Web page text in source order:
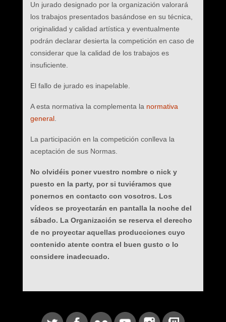
Un jurado designado por la organización valorará
los trabajos presentados basándose en su técnica,
originalidad y calidad artística y eventualmente
podrán declarar desierta la competición en caso de
considerar que la calidad de los trabajos es
insuficiente.
El fallo de jurado es inapelable.
A esta normativa la complementa la normativa
general.
La participación en la competición conlleva la
aceptación de sus Normas.
No olvidéis poner vuestro nombre o nick y
puesto en la party, por si tuviéramos que
ponernos en contacto con vosotros. Los
vídeos se proyectarán en pantalla la noche del
sábado. La Organización se reserva el derecho
de no proyectar aquellas producciones cuyo
contenido atente contra el buen gusto o lo
considere inadecuado.